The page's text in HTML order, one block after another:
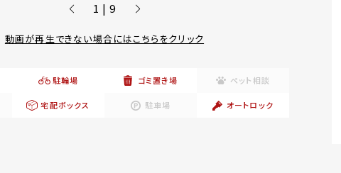
1 | 9
動画が再生できない場合にはこちらをクリック
駐輪場 ゴミ置き場 ペット相談
宅配ボックス 駐車場 オートロック